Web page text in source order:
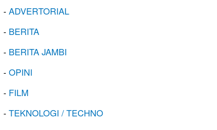
-ADVERTORIAL
- BERITA
- BERITA JAMBI
-OPINI
- FILM
-TEKNOLOGI / TECHNO